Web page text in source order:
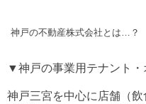
神戸の不動産株式会社とは…？
▼神戸の事業用テナント・
神戸三宮を中心に店舗（飲